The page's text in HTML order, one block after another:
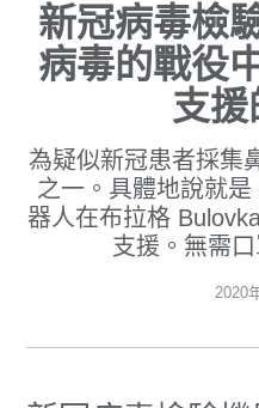
新冠病毒檢
病毒的戰役
支援
為疑似新冠患者採集
之一。具體地說就
器人在布拉格
支援。無需
2020